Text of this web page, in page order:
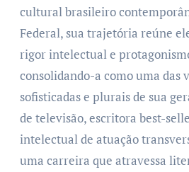
cultural brasileiro
Federal, sua trajetória reúne
rigor intelectual e
consolidando-a como uma das
sofisticadas e plurais de sua
de televisão, escritora best-
intelectual de atuação
uma carreira que atravessa